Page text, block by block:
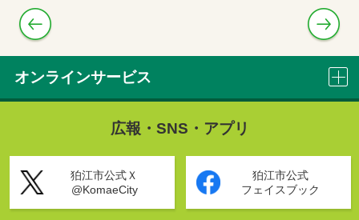
オンラインサービス
市民相談予約
申請書ダウンロード 施設予約システム
広報・SNS・アプリ
狛江市公式Ｘ
@KomaeCity
狛江市公式
フェイスブック